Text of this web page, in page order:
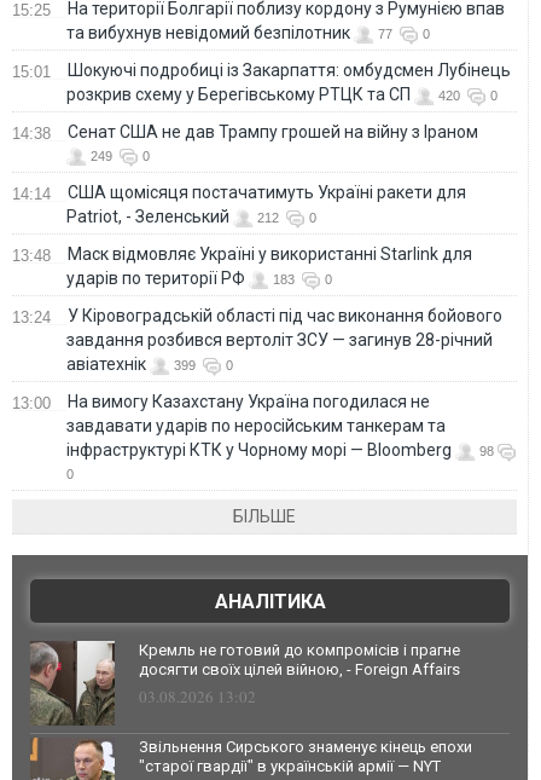
15:25
На території Болгарії поблизу кордону з Румунією впав
та вибухнув невідомий безпілотник
77 0
15:01
Шокуючі подробиці із Закарпаття: омбудсмен Лубінець
розкрив схему у Берегівському РТЦК та СП
420 0
14:38 Сенат США не дав Трампу грошей на війну з Іраном
249 0
14:14
США щомісяця постачатимуть Україні ракети для
Patriot, - Зеленський
212 0
13:48
Маск відмовляє Україні у використанні Starlink для
ударів по території РФ
183 0
13:24
У Кіровоградській області під час виконання бойового
завдання розбився вертоліт ЗСУ — загинув 28-річний
авіатехнік
399 0
13:00
На вимогу Казахстану Україна погодилася не
завдавати ударів по неросійським танкерам та
інфраструктурі КТК у Чорному морі — Bloomberg
98
0
БІЛЬШЕ
АНАЛІТИКА
Кремль не готовий до компромісів і прагне
досягти своїх цілей війною, - Foreign Affairs
03.08.2026 13:02
Звільнення Сирського знаменує кінець епохи
"старої гвардії" в українській армії — NYT